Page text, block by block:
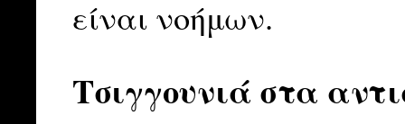
είναι νοήμων.
Τσιγγουνιά στα